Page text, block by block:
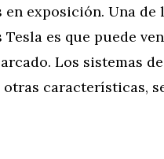
exposición. Una de
es que puede
Los sistemas
características,